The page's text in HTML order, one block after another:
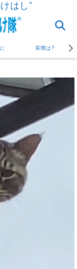
はし”
実際は?